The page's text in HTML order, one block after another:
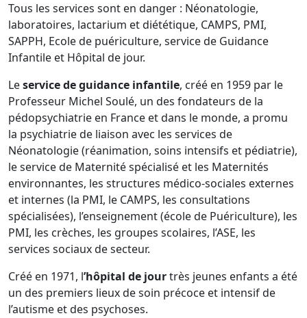
Tous les services sont en danger : Néonatologie,
laboratoires, lactarium et diététique, CAMPS, PMI,
SAPPH, Ecole de puériculture, service de Guidance
Infantile et Hôpital de jour.
Leservice de guidance infantile, créé en 1959 par le
Professeur Michel Soulé, un des fondateurs de la
pédopsychiatrie en France et dans le monde, a promu
la psychiatrie de liaison avec les services de
Néonatologie (réanimation, soins intensifs et pédiatrie),
le service de Maternité spécialisé et les Maternités
environnantes, les structures médico-sociales externes
et internes (la PMI, le CAMPS, les consultations
spécialisées), l’enseignement (école de Puériculture), les
PMI, les crèches, les groupes scolaires, l’ASE, les
services sociaux de secteur.
Créé en 1971, l’hôpital de jourtrès jeunes enfants a été
un des premiers lieux de soin précoce et intensif de
l’autisme et des psychoses.